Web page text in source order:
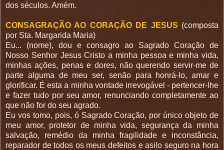
dos séculos. Amém.
CONSAGRAÇÃO AO CORAÇÃO DE JESUS (composta
por Sta. Margarida Maria)
Eu... (nome), dou e consagro ao Sagrado Coração de
Nosso Senhor Jesus Cristo a minha pessoa e minha vida,
minhas ações, penas e dores, não querendo servir-me de
parte alguma de meu ser, senão para honrá-lo, amar e
glorificar. É esta a minha vontade irrevogável - pertencer-lhe
e fazer tudo por seu amor, renunciando completamente ao
que não for do seu agrado.
Eu vos tomo, pois, ó Sagrado Coração, por único objeto de
meu amor, protetor de minha vida, segurança da minha
salvação, remédio da minha fragilidade e inconstância,
reparador de todos os meus defeitos e asilo seguro na hora